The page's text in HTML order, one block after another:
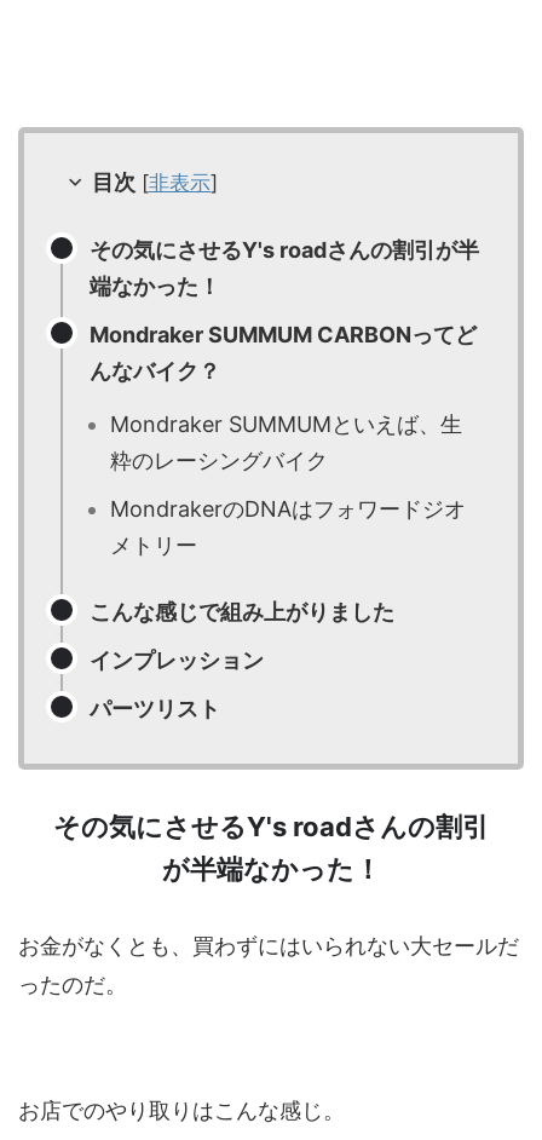
目次 [非表示]
その気にさせるY's roadさんの割引が半
端なかった！
Mondraker SUMMUM CARBONってど
んなバイク？
Mondraker SUMMUMといえば、生
粋のレーシングバイク
MondrakerのDNAはフォワードジオ
メトリー
こんな感じで組み上がりました
インプレッション
パーツリスト
その気にさせるY's roadさんの割引
が半端なかった！
お金がなくとも、買わずにはいられない大セールだ
ったのだ。
お店でのやり取りはこんな感じ。